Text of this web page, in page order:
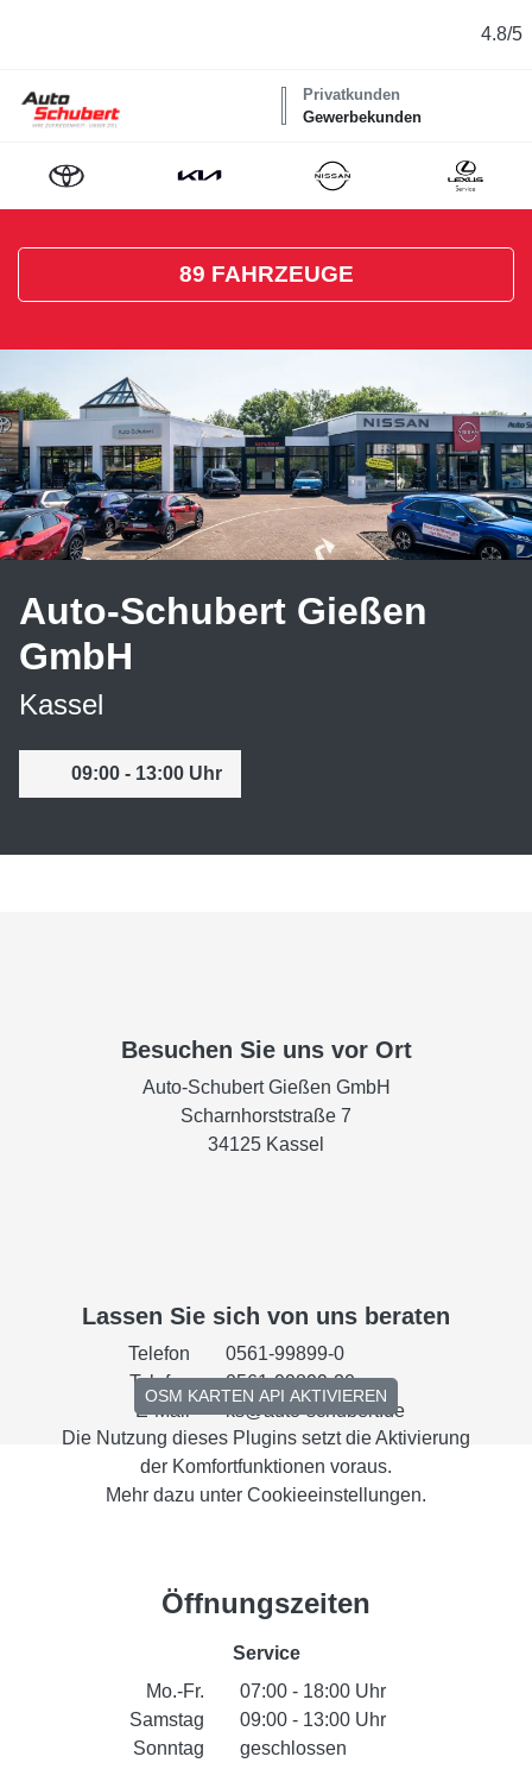
4.8/5
Privatkunden
Gewerbekunden
89 FAHRZEUGE
Auto-Schubert Gießen
GmbH
Kassel
09:00 - 13:00 Uhr
Besuchen Sie uns vor Ort
Auto-Schubert Gießen GmbH
Scharnhorststraße 7
34125 Kassel
Lassen Sie sich von uns beraten
Telefon
Telefax
E-Mail
0561-99899-0
0561-99899-20
ks@auto-schubert.de
OSM KARTEN API AKTIVIEREN
Die Nutzung dieses Plugins setzt die Aktivierung
der Komfortfunktionen voraus.
Mehr dazu unter Cookieeinstellungen.
Öffnungszeiten
Service
Mo.-Fr.
07:00 - 18:00 Uhr
Samstag
09:00 - 13:00 Uhr
Sonntag
geschlossen